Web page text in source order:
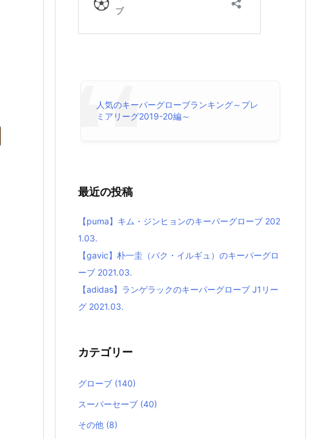
人気のキーパーグローブランキング～プレ
ミアリーグ2019-20編～
最近の投稿
【puma】キム・ジンヒョンのキーパーグローブ 202
1.03.
【gavic】朴一圭（パク・イルギュ）のキーパーグロ
ーブ 2021.03.
【adidas】ランゲラックのキーパーグローブ J1リー
グ 2021.03.
カテゴリー
グローブ (140)
スーパーセーブ (40)
その他 (8)